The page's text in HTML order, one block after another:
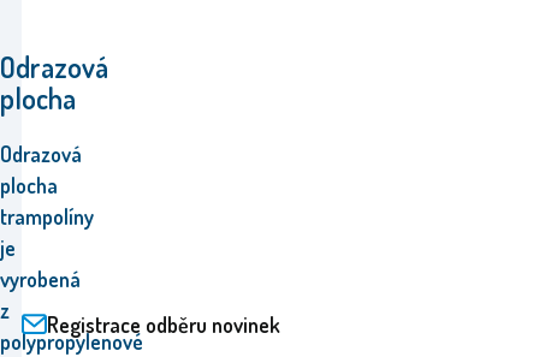
Odrazová
plocha
Odrazová
plocha
trampolíny
je
vyrobená
z
polypropylenové
Registrace odběru novinek